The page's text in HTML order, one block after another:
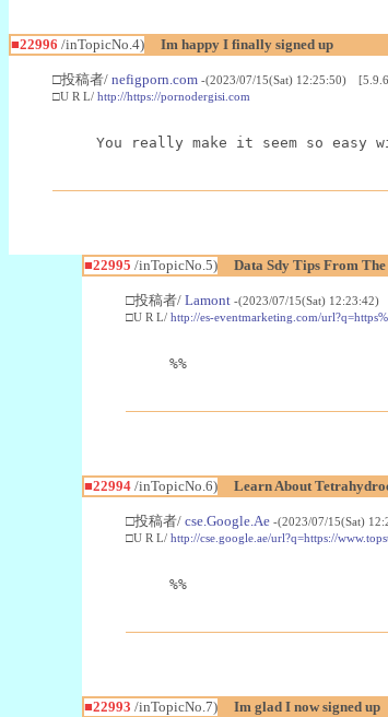
■22996 /inTopicNo.4) Im happy I finally signed up
□投稿者/ nefigporn.com -(2023/07/15(Sat) 12:25:50)
□U R L/ http://https://pornodergisi.com
You really make it seem so
■22995 /inTopicNo.5) Data Sdy Tips From
□投稿者/ Lamont -(2023/07/15(Sat)
□U R L/ http://es-eventmarketing.com/
%%
■22994/inTopicNo.6) Learn About
□投稿者/ cse.Google.Ae -(2023/07/15(Sat)
□U R L/ http://cse.google.ae/url?q=https://
%%
■22993 /inTopicNo.7) Im glad I now signed up